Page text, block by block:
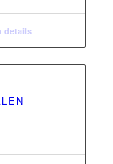
details